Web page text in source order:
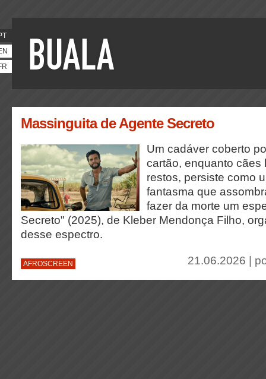
Massinguita de Agente Secreto
Um cadáver coberto
cartão, enquanto cães
restos, persiste como
fantasma que
fazer da morte um
Secreto" (2025), de Kleber Mendonça Filho,
desse espectro.
AFROSCREEN 21.06.2026 |